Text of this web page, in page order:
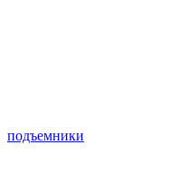
подъемники